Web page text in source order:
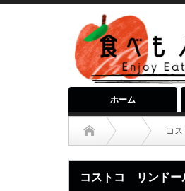
ホーム
コ
コストコ リンドー